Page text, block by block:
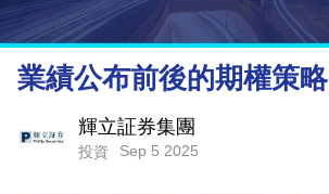
市
理
財
商
業
業績公布前後的期權策略
輝立証券集團
投資 Sep 5 2025